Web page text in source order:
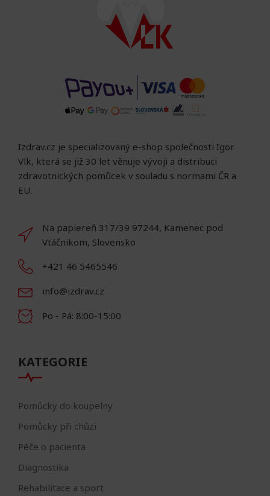
Izdrav.cz je specializovaný e-shop společnosti Igor
Vlk, která se již 30 let věnuje vývoji a distribuci
zdravotnických pomůcek v souladu s normami ČR a
EU.
Na papiereň 317/39 97244, Kamenec pod
Vtáčnikom, Slovensko
+421 46 5465546
info@izdrav.cz
Po - Pá: 8:00-15:00
KATEGORIE
Pomůcky do koupelny
Pomůcky při chůzi
Péče o pacienta
Diagnostika
Rehabilitace a sport